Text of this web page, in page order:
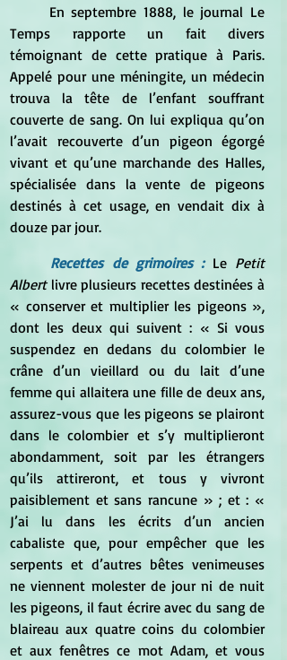
Temps rapporte un fait divers
témoignant de cette pratique à Paris.
Appelé pour une méningite, un médecin
trouva la tête de l’enfant souffrant
couverte de sang. On lui expliqua qu’on
l’avait recouverte d’un pigeon égorgé
vivant et qu’une marchande des Halles,
spécialisée dans la vente de pigeons
destinés à cet usage, en vendait dix à
douze par jour.
Recettes de grimoires : Le Petit
Albert livre plusieurs recettes destinées à
« conserver et multiplier les pigeons »,
dont les deux qui suivent : « Si vous
suspendez en dedans du colombier le
crâne d’un vieillard ou du lait d’une
femme qui allaitera une fille de deux ans,
assurez-vous que les pigeons se plairont
dans le colombier et s’y multiplieront
abondamment, soit par les étrangers
qu’ils attireront, et tous y vivront
paisiblement et sans rancune » ; et : «
J’ai lu dans les écrits d’un ancien
cabaliste que, pour empêcher que les
serpents et d’autres bêtes venimeuses
ne viennent molester de jour ni de nuit
les pigeons, il faut écrire avec du sang de
blaireau aux quatre coins du colombier
et aux fenêtres ce mot Adam, et vous